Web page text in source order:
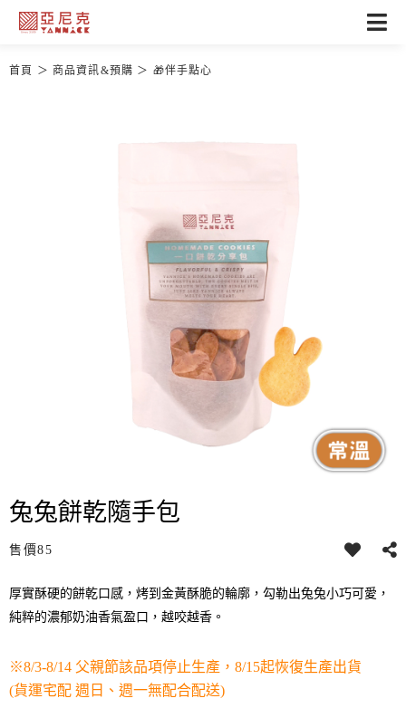
首頁 商品資訊&預購 🎁伴手點心
兔兔餅乾隨手包
售價85
厚實酥硬的餅乾口感，烤到金黃酥脆的輪廓，勾勒出兔兔小巧可愛，
純粹的濃郁奶油香氣盈口，越咬越香。
※8/3-8/14 父親節該品項停止生產，8/15起恢復生產出貨
(貨運宅配 週日、週一無配合配送)